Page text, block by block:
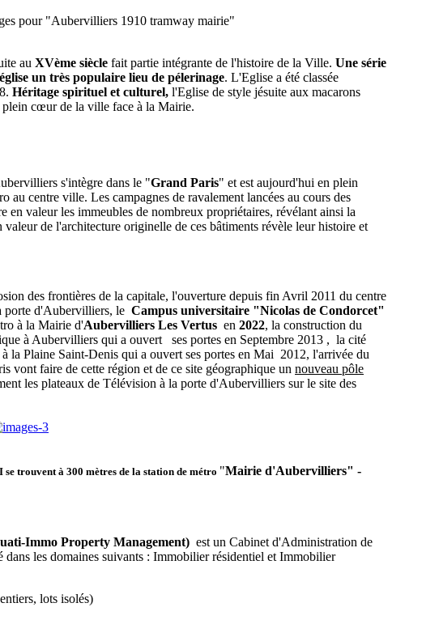
au XVème siècle fait partie intégrante de l'histoire de la Ville. Une série
un très populaire lieu de pélerinage. L'Eglise a été classée
Héritage spirituel et culturel, l'Eglise de style jésuite aux macarons
plein cœur de la ville face à la Mairie.
s'intègre dans le "Grand Paris" et est aujourd'hui en plein
au centre ville. Les campagnes de ravalement lancées au cours des
en valeur les immeubles de nombreux propriétaires, révélant ainsi la
valeur de l'architecture originelle de ces bâtiments révèle leur histoire et
des frontières de la capitale, l'ouverture depuis fin Avril 2011 du centre
porte d'Aubervilliers, le Campus universitaire "Nicolas de Condorcet"
à la Mairie d'Aubervilliers Les Vertus en 2022, la construction du
à Aubervilliers qui a ouvert ses portes en Septembre 2013 , la cité
la Plaine Saint-Denis qui a ouvert ses portes en Mai 2012, l'arrivée du
vont faire de cette région et de ce site géographique un nouveau pôle
les plateaux de Télévision à la porte d'Aubervilliers sur le site des
trouvent à 300 mètres de la station de métro "Mairie d'Aubervilliers" -
Immo Property Management) est un Cabinet d'Administration de
dans les domaines suivants : Immobilier résidentiel et Immobilier
lots isolés)